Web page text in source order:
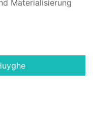
Materialisierung